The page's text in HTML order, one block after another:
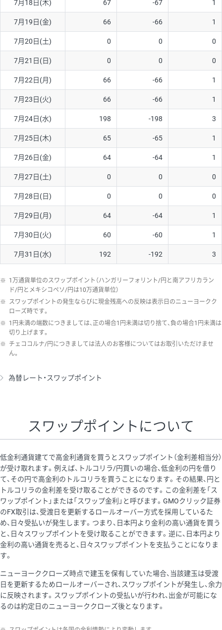
ソ/円は10万通貨単位。
7月18日(木) 67 -67 1
7月19日(金) 66 -66 1
7月20日(土) 0 0 0
7月21日(日) 0 0 0
7月22日(月) 66 -66 1
7月23日(火) 66 -66 1
7月24日(水) 198 -198 3
7月25日(木) 65 -65 1
7月26日(金) 64 -64 1
7月27日(土) 0 0 0
7月28日(日) 0 0 0
7月29日(月) 64 -64 1
7月30日(火) 60 -60 1
7月31日(水) 192 -192 3
※ 1万通貨単位のスワップポイント（ハンガリーフォリント/円と南アフリカラン
ド/円とメキシコペソ/円は10万通貨単位）
※ スワップポイントの発生ならびに現金残高への反映は表示日のニューヨークク
ローズ時です。
※ 1円未満の端数につきましては、正の場合1円未満は切り捨て、負の場合1円未満は
切り上げます。
※ チェココルナ/円につきましては法人のお客様についてはお取引いただけませ
ん。
為替レート・スワップポイント
スワップポイントについて
低金利通貨建てで高金利通貨を買うとスワップポイント（金利差相当分）
が受け取れます。例えば、トルコリラ/円買いの場合、低金利の円を借り
て、その円で高金利のトルコリラを買うことになります。その結果、円と
トルコリラの金利差を受け取ることができるのです。この金利差を「ス
ワップポイント」または「スワップ金利」と呼びます。GMOクリック証券
のFX取引は、受渡日を更新するロールオーバー方式を採用しているた
め、日々受払いが発生します。つまり、日本円より金利の高い通貨を買う
と、日々スワップポイントを受け取ることができます。逆に、日本円より
金利の高い通貨を売ると、日々スワップポイントを支払うことになりま
す。
ニューヨーククローズ時点で建玉を保有していた場合、当該建玉は受渡
日を更新するためロールオーバーされ、スワップポイントが発生し、余力
に反映されます。スワップポイントの受払いが行われ、出金が可能にな
るのは約定日のニューヨーククローズ後となります。